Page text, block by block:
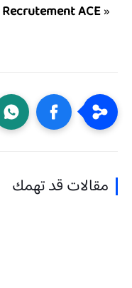
Recrutement ACE»
مقالات قد تهمك